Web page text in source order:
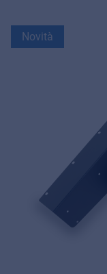
Novità